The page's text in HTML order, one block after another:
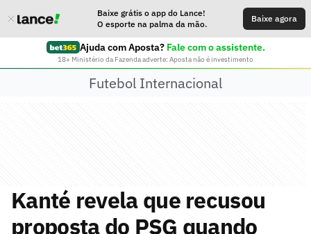
Baixe grátis o app do Lance!
O esporte na palma da mão.
Baixe agora
Ajuda com Aposta? Fale com o assistente.
18+ Ministério da Fazenda adverte: Aposta não é investimento
Futebol Internacional
Kanté revela que recusou
proposta do PSG quando